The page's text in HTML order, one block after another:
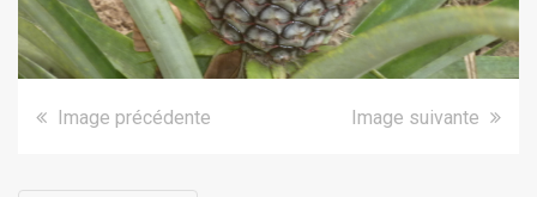
Image précédente Image suivante